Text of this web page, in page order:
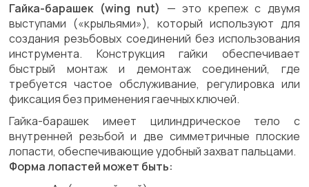
Гайка-барашек (wing nut) — это крепеж с двумя
выступами («крыльями»), который используют для
создания резьбовых соединений без использования
инструмента. Конструкция гайки обеспечивает
быстрый монтаж и демонтаж соединений, где
требуется частое обслуживание, регулировка или
фиксация без применения гаечных ключей.
Гайка-барашек имеет цилиндрическое тело с
внутренней резьбой и две симметричные плоские
лопасти, обеспечивающие удобный захват пальцами.
Форма лопастей может быть: